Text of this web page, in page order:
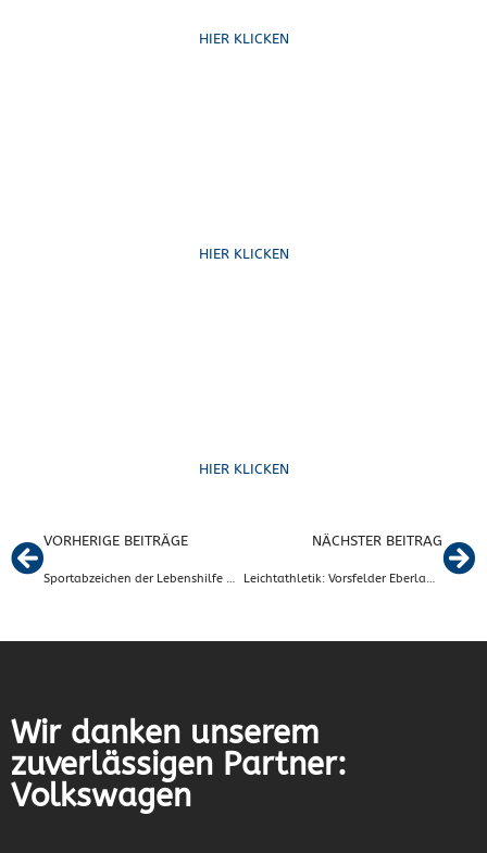
HIER KLICKEN
HIER KLICKEN
HIER KLICKEN
VORHERIGE BEITRÄGE
Sportabzeichen der Lebenshilfe Wolfsburg
NÄCHSTER BEITRAG
Leichtathletik: Vorsfelder Eberlauf am 15.09.2019
Wir danken unserem
zuverlässigen Partner:
Volkswagen